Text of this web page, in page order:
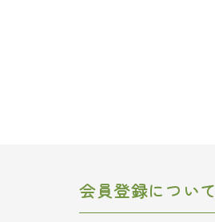
会員登録について